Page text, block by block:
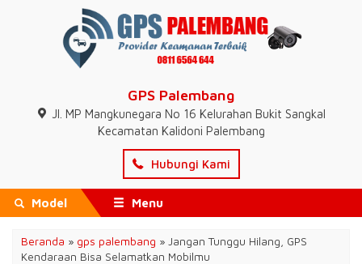
GPS Palembang
Jl. MP Mangkunegara No 16 Kelurahan Bukit Sangkal
Kecamatan Kalidoni Palembang
Hubungi Kami
Model Menu
Beranda » gps palembang » Jangan Tunggu Hilang, GPS
Kendaraan Bisa Selamatkan Mobilmu